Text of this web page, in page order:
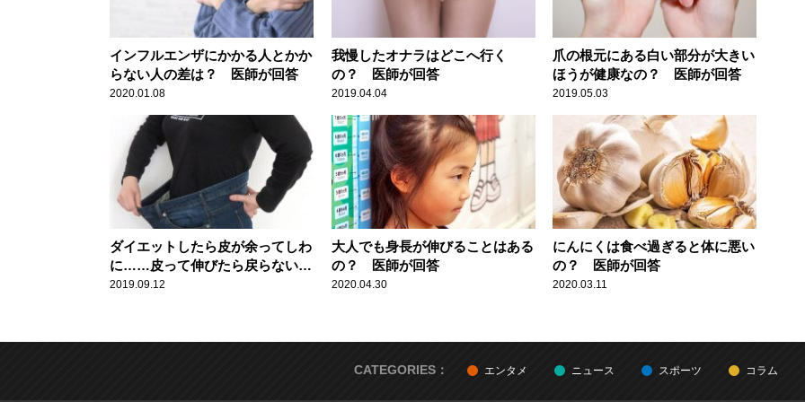
インフルエンザにかかる人とかか
らない人の差は？ 医師が回答
2020.01.08
我慢したオナラはどこへ行く
の？ 医師が回答
2019.04.04
爪の根元にある白い部分が大きい
ほうが健康なの？ 医師が回答
2019.05.03
ダイエットしたら皮が余ってしわ
に……皮って伸びたら戻らない
の？ 医師が回答
2019.09.12
大人でも身長が伸びることはある
の？ 医師が回答
2020.04.30
にんにくは食べ過ぎると体に悪い
の？ 医師が回答
2020.03.11
CATEGORIES： エンタメ ニュース スポーツ コラム